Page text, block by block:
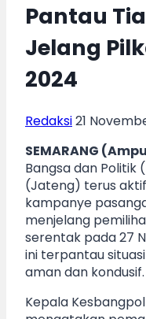
Pantau
Jelang
2024
Redaksi21
SEMARANG
Bangsa dan Politik
(Jateng) terus
kampanye
menjelang
serentak pada 27
ini terpantau
aman dan kondusif.
Kepala